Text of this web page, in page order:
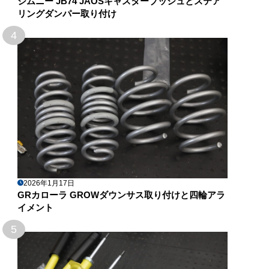
リングダンパー取り付け
4
2026年1月17日
GRカローラ GROWダウンサス取り付けと四輪アラ
イメント
5